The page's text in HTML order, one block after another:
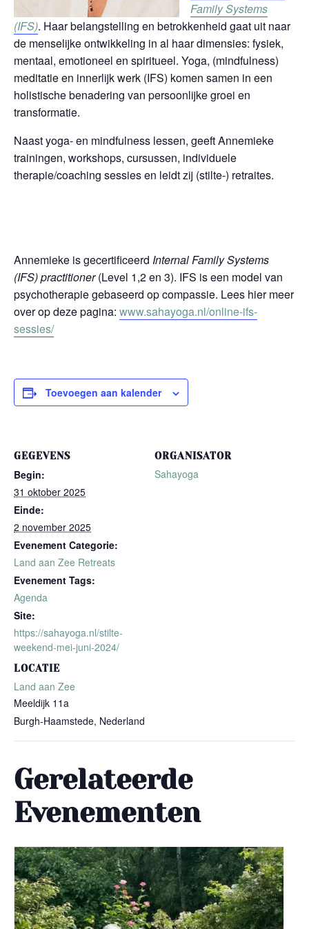
Family Systems
(IFS). Haar belangstelling en betrokkenheid gaat uit naar
de menselijke ontwikkeling in al haar dimensies: fysiek,
mentaal, emotioneel en spiritueel. Yoga, (mindfulness)
meditatie en innerlijk werk (IFS) komen samen in een
holistische benadering van persoonlijke groei en
transformatie.
Naast yoga- en mindfulness lessen, geeft Annemieke
trainingen, workshops, cursussen, individuele
therapie/coaching sessies en leidt zij (stilte-) retraites.
Annemieke is gecertificeerd Internal Family Systems
(IFS) practitioner(Level 1,2 en 3). IFS is een model van
psychotherapie gebaseerd op compassie. Lees hier meer
over op deze pagina: www.sahayoga.nl/online-ifs-
sessies/
Toevoegen aan kalender
GEGEVENS
Begin:
31 oktober 2025
Einde:
2 november 2025
Evenement Categorie:
Land aan Zee Retreats
Evenement Tags:
Agenda
Site:
https://sahayoga.nl/stilte-
weekend-mei-juni-2024/
LOCATIE
Land aan Zee
Meeldijk 11a
Burgh-Haamstede, Nederland
ORGANISATOR
Sahayoga
Gerelateerde
Evenementen